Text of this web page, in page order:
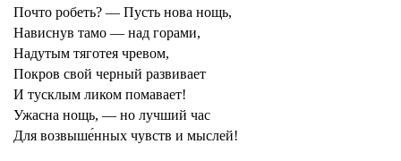
Почто робеть? — Пусть нова нощь,
Нависнув тамо — над горами,
Надутым тяготея чревом,
Покров свой черный развивает
И тусклым ликом помавает!
Ужасна нощь, — но лучший час
Для возвыше́нных чувств и мыслей!